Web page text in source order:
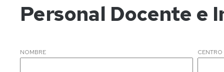
CENTROS
E
Y
CONTABILIDAD
ADMINISTRACIÓN
MÁSTER
Personal Docente e
NOMBRE CENTRO